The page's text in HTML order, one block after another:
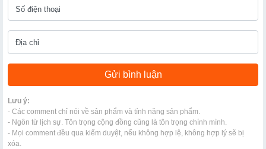
Lưu ý:
- Các comment chỉ nói về sản phẩm và tính năng sản phẩm.
- Ngôn từ lịch sự. Tôn trọng cộng đồng cũng là tôn trọng chính mình.
- Mọi comment đều qua kiểm duyệt, nếu không hợp lệ, không hợp lý sẽ bị
xóa.